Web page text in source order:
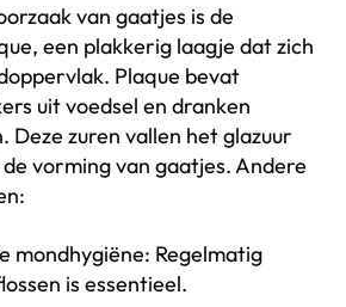
van gaatjes is de
een plakkerig laagje dat zich
Plaque bevat
uit voedsel en dranken
Deze zuren vallen het glazuur
vorming van gaatjes. Andere
mondhygiëne: Regelmatig
is essentieel.